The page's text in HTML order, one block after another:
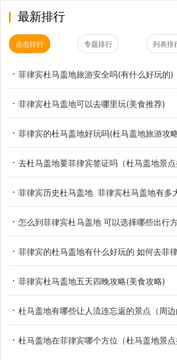
最新排行
点击排行 专题排行 列表排
菲律宾杜马盖地旅游安全吗(有什么好玩的)
菲律宾杜马盖地可以去哪里玩(美食推荐)
菲律宾的杜马盖地好玩吗(杜马盖地旅游攻
去杜马盖地要菲律宾签证吗（杜马盖地景点
菲律宾历史杜马盖地 菲律宾杜马盖地有多
怎么到菲律宾杜马盖地 可以选择哪些出行
菲律宾的杜马盖地有什么好玩的 如何去菲
菲律宾杜马盖地五天四晚攻略(美食攻略)
杜马盖地有哪些让人流连忘返的景点（周边
杜马盖地在菲律宾哪个方位（杜马盖地景点